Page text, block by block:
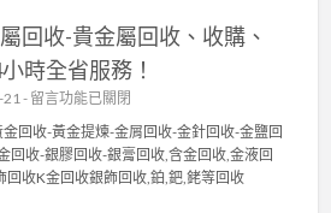
收
〉
中
金
屬
回
收
貴
金
屬
回收-貴金屬回收、收購、
時全省服務！
- 在
〈
泓
丞
貴
留言功能已關閉
回收-黃金提煉-金屑回收-金針回收-金鹽回
回收-銀膠回收-銀膏回收,含金回收,金液回
回收K金回收銀飾回收,鉑,鈀,銠等回收